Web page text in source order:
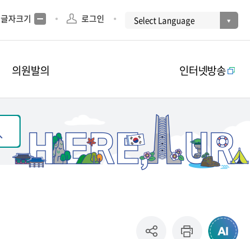
글자크기 로그인
의원발의 인터넷방송